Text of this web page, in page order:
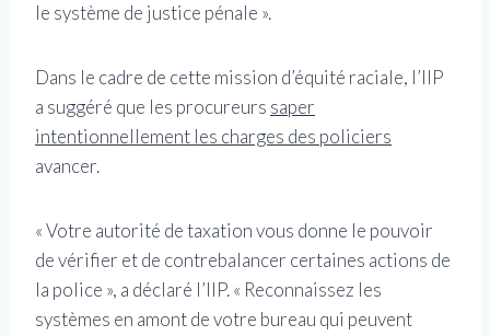
le système de justice pénale ».
Dans le cadre de cette mission d’équité raciale, l’IIP
a suggéré que les procureurs saper
intentionnellement les charges des policiers
avancer.
« Votre autorité de taxation vous donne le pouvoir
de vérifier et de contrebalancer certaines actions de
la police », a déclaré l’IIP. « Reconnaissez les
systèmes en amont de votre bureau qui peuvent